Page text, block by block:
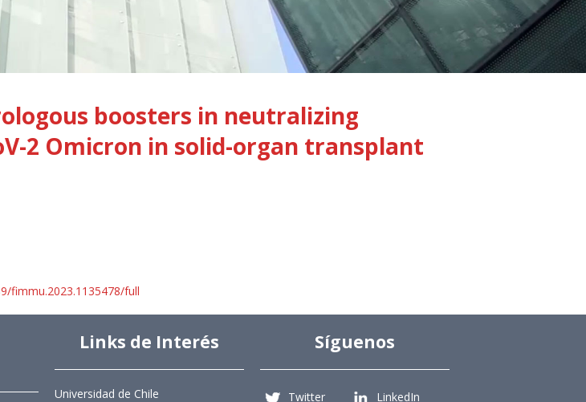
boosters in neutralizing
2 Omicron in solid-organ transplant
fimmu.2023.1135478/full
Links de Interés
Universidad de Chile
Síguenos
Twitter LinkedIn